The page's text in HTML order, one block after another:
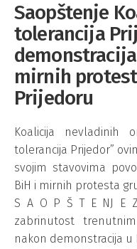
Saopštenje
tolerancija
mirnih
Prijedoru
Koalicija nevladinih
tolerancija Prijedor”
svojim stavovima
BiH i mirnih protesta
S A O P Š T E NJ E
zabrinutost
nakon demonstracija